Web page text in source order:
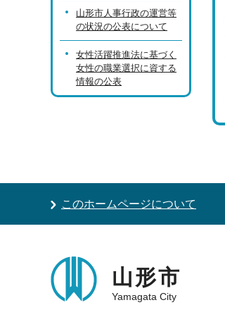
山形市人事行政の運営等
の状況の公表について
女性活躍推進法に基づく
女性の職業選択に資する
情報の公表
このホームページについて
山形市
Yamagata City